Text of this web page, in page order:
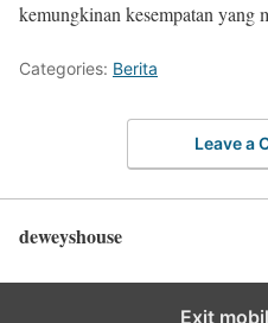
kemungkinan kesempatan yang
Categories: Berita
Leave a
deweyshouse
Exit